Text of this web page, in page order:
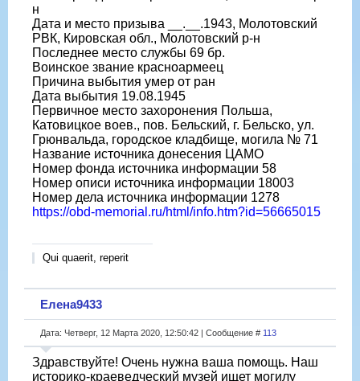
н
Дата и место призыва __.__.1943, Молотовский
РВК, Кировская обл., Молотовский р-н
Последнее место службы 69 бр.
Воинское звание красноармеец
Причина выбытия умер от ран
Дата выбытия 19.08.1945
Первичное место захоронения Польша,
Катовицкое воев., пов. Бельский, г. Бельско, ул.
Грюнвальда, городское кладбище, могила № 71
Название источника донесения ЦАМО
Номер фонда источника информации 58
Номер описи источника информации 18003
Номер дела источника информации 1278
https://obd-memorial.ru/html/info.htm?id=56665015
Qui quaerit, reperit
Елена9433
Дата: Четверг, 12 Марта 2020, 12:50:42 | Сообщение # 113
Здравствуйте! Очень нужна ваша помощь. Наш
историко-краеведческий музей ищет могилу